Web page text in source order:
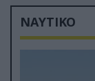
ΝΑΥΤΙΚΟ